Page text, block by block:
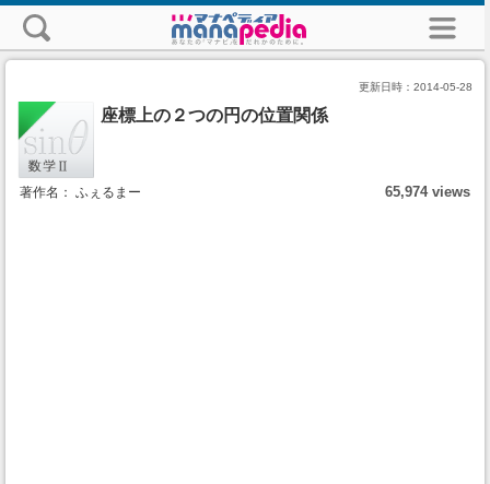
更新日時： 2014-05-28
座標上の２つの円の位置関係
著作名： ふぇるまー 65,974 views